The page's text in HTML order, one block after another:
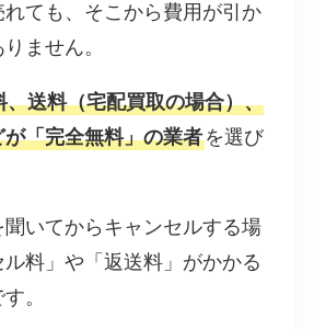
ても、そこから費用が引か
ません。
、送料（宅配買取の場合）、
「完全無料」の業者を選び
いてからキャンセルする場
料」や「返送料」がかかる
。